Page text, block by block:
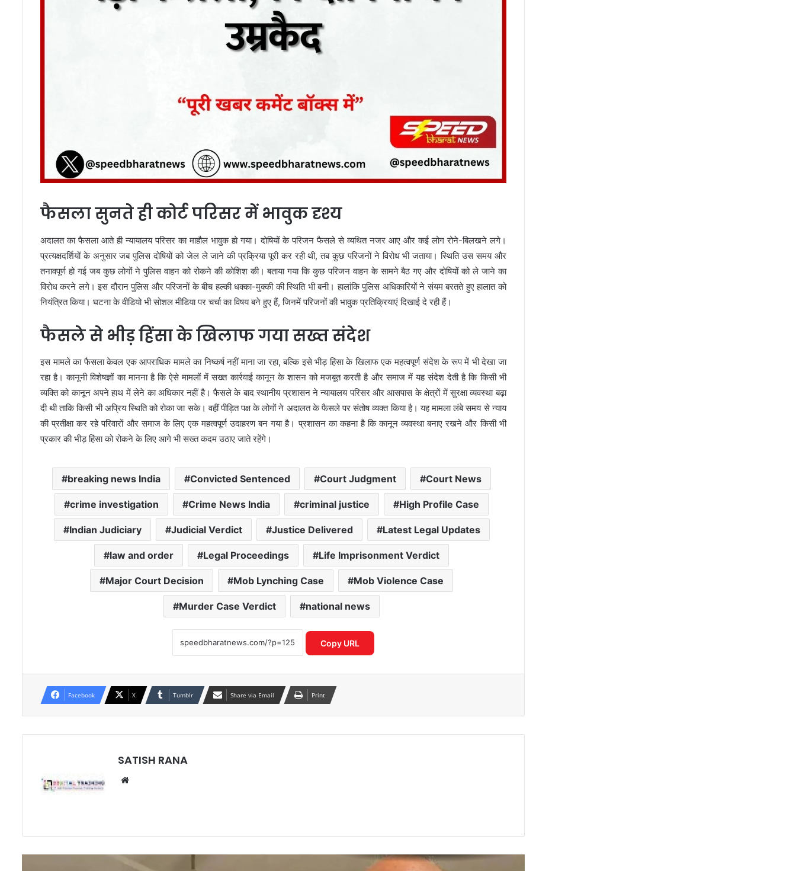
फैसला सुनते ही कोर्ट परिसर में भावुक दृश्य
अदालत का फैसला आते ही न्यायालय परिसर का माहौल भावुक हो गया। दोषियों के परिजन फैसले से व्यथित नजर आए और कई लोग रोने-बिलखने लगे।
प्रत्यक्षदर्शियों के अनुसार जब पुलिस दोषियों को जेल ले जाने की प्रक्रिया पूरी कर रही थी, तब कुछ परिजनों ने विरोध भी जताया। स्थिति उस समय और
तनावपूर्ण हो गई जब कुछ लोगों ने पुलिस वाहन को रोकने की कोशिश की। बताया गया कि कुछ परिजन वाहन के सामने बैठ गए और दोषियों को ले जाने का
विरोध करने लगे। इस दौरान पुलिस और परिजनों के बीच हल्की धक्का-मुक्की की स्थिति भी बनी। हालांकि पुलिस अधिकारियों ने संयम बरतते हुए हालात को
नियंत्रित किया। घटना के वीडियो भी सोशल मीडिया पर चर्चा का विषय बने हुए हैं, जिनमें परिजनों की भावुक प्रतिक्रियाएं दिखाई दे रही हैं।
फैसले से भीड़ हिंसा के खिलाफ गया सख्त संदेश
इस मामले का फैसला केवल एक आपराधिक मामले का निष्कर्ष नहीं माना जा रहा, बल्कि इसे भीड़ हिंसा के खिलाफ एक महत्वपूर्ण संदेश के रूप में भी देखा जा
रहा है। कानूनी विशेषज्ञों का मानना है कि ऐसे मामलों में सख्त कार्रवाई कानून के शासन को मजबूत करती है और समाज में यह संदेश देती है कि किसी भी
व्यक्ति को कानून अपने हाथ में लेने का अधिकार नहीं है। फैसले के बाद स्थानीय प्रशासन ने न्यायालय परिसर और आसपास के क्षेत्रों में सुरक्षा व्यवस्था बढ़ा
दी थी ताकि किसी भी अप्रिय स्थिति को रोका जा सके। वहीं पीड़ित पक्ष के लोगों ने अदालत के फैसले पर संतोष व्यक्त किया है। यह मामला लंबे समय से न्याय
की प्रतीक्षा कर रहे परिवारों और समाज के लिए एक महत्वपूर्ण उदाहरण बन गया है। प्रशासन का कहना है कि कानून व्यवस्था बनाए रखने और किसी भी
प्रकार की भीड़ हिंसा को रोकने के लिए आगे भी सख्त कदम उठाए जाते रहेंगे।
breaking news India Convicted Sentenced Court Judgment Court News
crime investigation Crime News India criminal justice High Profile Case
Indian Judiciary Judicial Verdict Justice Delivered Latest Legal Updates
law and order Legal Proceedings Life Imprisonment Verdict
Major Court Decision Mob Lynching Case Mob Violence Case
Murder Case Verdict national news
Copy URL
Facebook X Tumblr Share via Email Print
SATISH RANA
जींद से देश की पहली हाइड्रोजन ट्रेन को हरी झंडी
दिखाएंगे पीएम मोदी, तैयारियां तेज
भारत-पाक बैकडोर बातचीत पर विदेश मंत्रालय
की अंतिम तारीख 30 जून, लाखों रिकॉर्ड अभी भी
की मंजूरी के बाद लागू हुए नए प्रावधान